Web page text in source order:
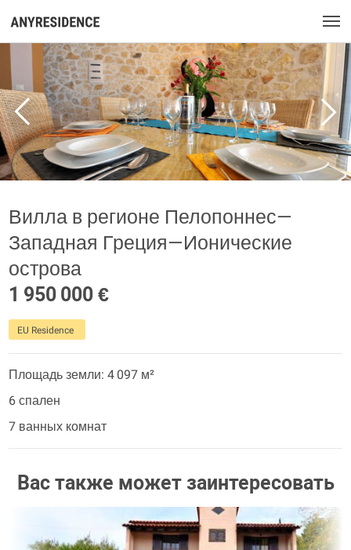
Вилла в регионе Пелопоннес—
Западная Греция—Ионические
острова
1 950 000 €
EU Residence
Площадь земли: 4 097 м²
6 спален
7 ванных комнат
Вас также может заинтересовать